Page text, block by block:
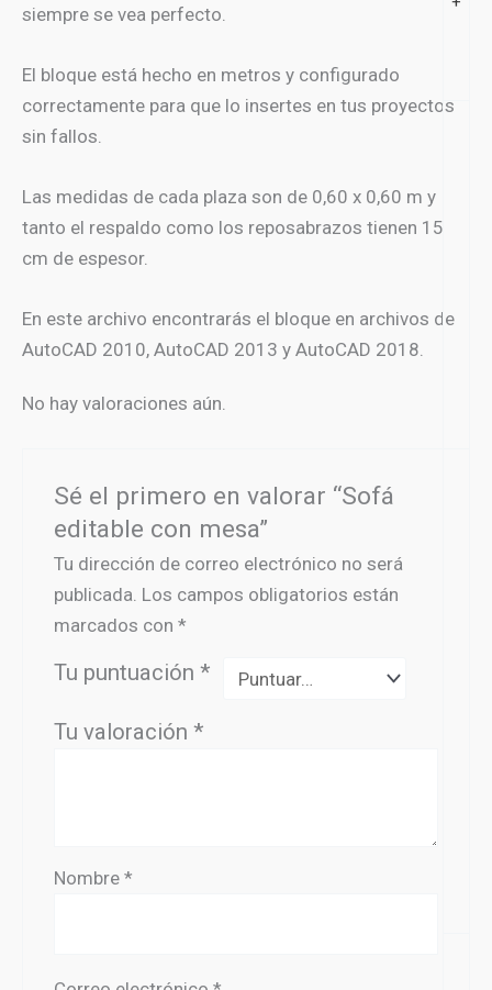
siempre se vea perfecto.
El bloque está hecho en metros y configurado
correctamente para que lo insertes en tus proyectos
sin fallos.
Las medidas de cada plaza son de 0,60 x 0,60 m y
tanto el respaldo como los reposabrazos tienen 15
cm de espesor.
En este archivo encontrarás el bloque en archivos de
AutoCAD 2010, AutoCAD 2013 y AutoCAD 2018.
No hay valoraciones aún.
Sé el primero en valorar “Sofá
editable con mesa”
Tu dirección de correo electrónico no será
publicada. Los campos obligatorios están
marcados con*
Tu puntuación*
Tu valoración*
Nombre*